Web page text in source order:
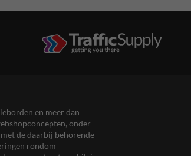
en meer dan
onder
de daarbij behorende
rondom